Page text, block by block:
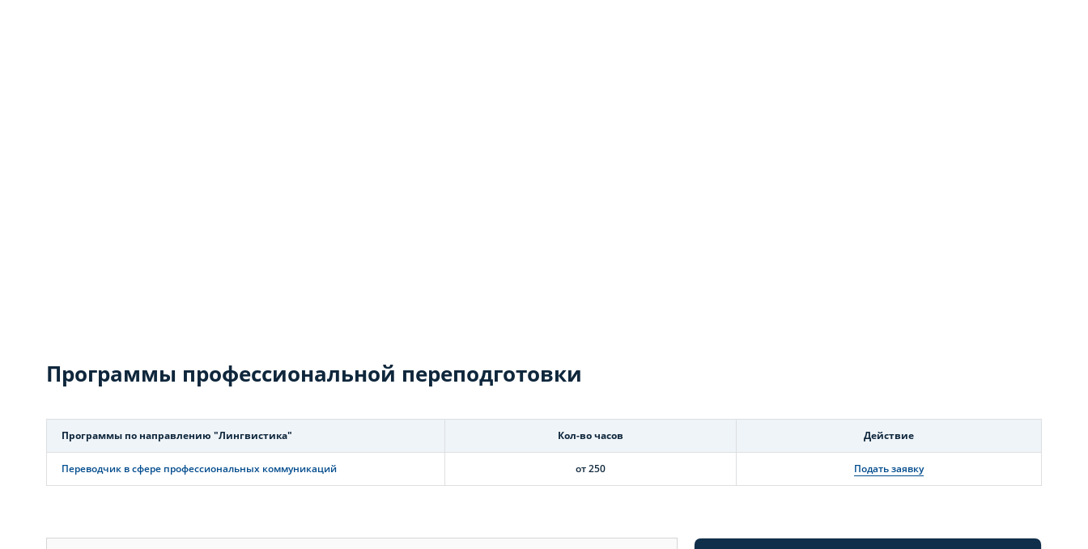
Программы профессиональной переподготовки
Программы по направлению "Лингвистика" Кол-во часов Действие
Переводчик в сфере профессиональных коммуникаций от 250 Подать заявку